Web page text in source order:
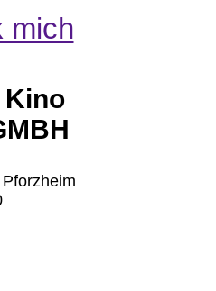
mich
Kino